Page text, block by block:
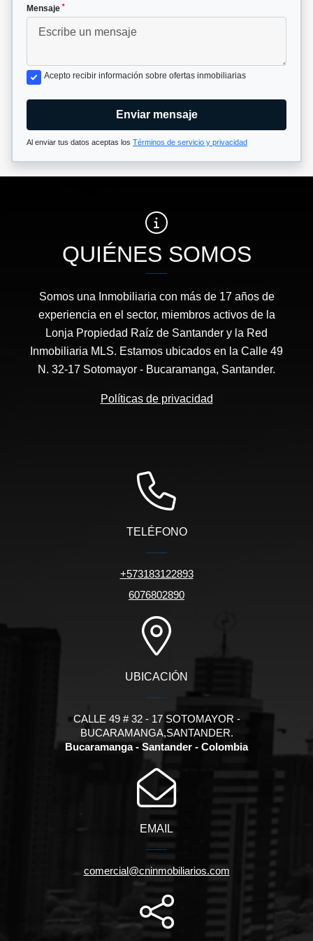
Mensaje *
Acepto recibir información sobre ofertas inmobiliarias
Enviar mensaje
Al enviar tus datos aceptas los Términos de servicio y privacidad
QUIÉNES SOMOS
Somos una Inmobiliaria con más de 17 años de
experiencia en el sector, miembros activos de la
Lonja Propiedad Raíz de Santander y la Red
Inmobiliaria MLS. Estamos ubicados en la Calle 49
N. 32-17 Sotomayor - Bucaramanga, Santander.
Políticas de privacidad
TELÉFONO
+573183122893
6076802890
UBICACIÓN
CALLE 49 # 32 - 17 SOTOMAYOR -
BUCARAMANGA,SANTANDER.
Bucaramanga - Santander - Colombia
EMAIL
comercial@cninmobiliarios.com